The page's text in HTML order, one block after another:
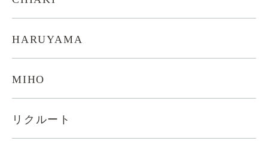
HARUYAMA
MIHO
リクルート